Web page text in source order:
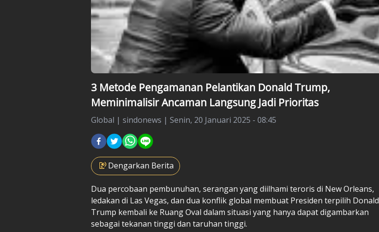
3 Metode Pengamanan Pelantikan Donald Trump,
Meminimalisir Ancaman Langsung Jadi Prioritas
Global | sindonews | Senin, 20 Januari 2025 - 08:45
Dengarkan Berita
Dua percobaan pembunuhan, serangan yang diilhami teroris di New Orleans,
ledakan di Las Vegas, dan dua konflik global membuat Presiden terpilih Donald
Trump kembali ke Ruang Oval dalam situasi yang hanya dapat digambarkan
sebagai tekanan tinggi dan taruhan tinggi.